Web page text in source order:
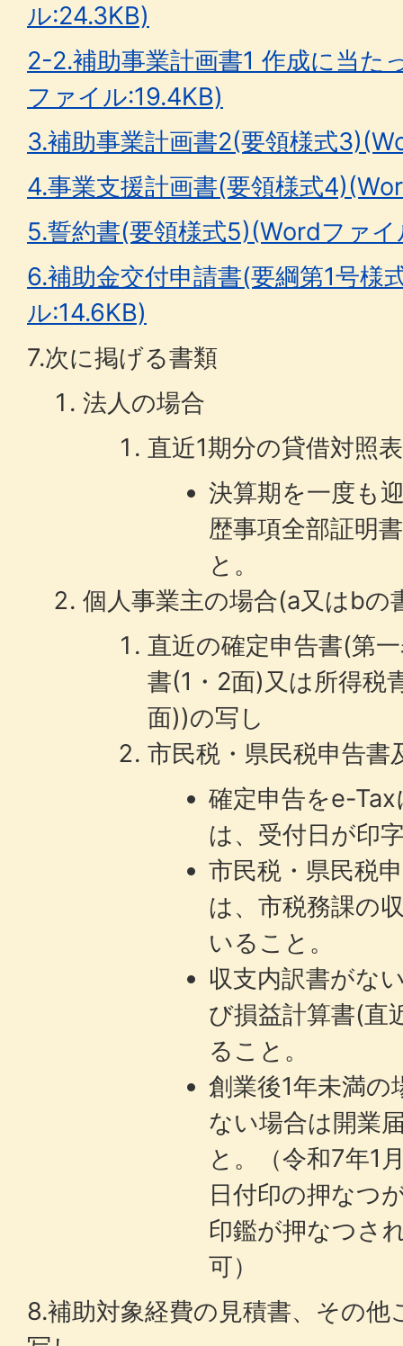
ル:24.3KB)
2-2.補助事業計画書1 作成に当た
ファイル:19.4KB)
3.補助事業計画書2(要領様式
4.事業支援計画書(要領様式
5.誓約書(要領様式5)(Wordファイ
6.補助金交付申請書(要綱第1号様
ル:14.6KB)
7.次に掲げる書類
法人の場合
直近1期分の貸借対照
決算期を一度も
歴事項全部証明
と。
個人事業主の場合(a又はbの
直近の確定申告書(第
書(1・2面)又は所得税
面))の写し
市民税・県民税申告書
確定申告をe-
は、受付日が印
市民税・県民税
は、市税務課の
いること。
収支内訳書がな
び損益計算書(直
ること。
創業後1年未満の
ない場合は開業
と。（令和7年1
日付印の押なつ
印鑑が押なつさ
可）
8.補助対象経費の見積書、その